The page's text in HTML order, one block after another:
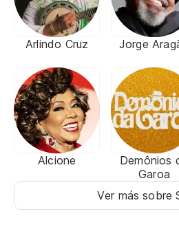
Arlindo Cruz Jorge
Alcione
Demônios
Garoa
Ver más sobre